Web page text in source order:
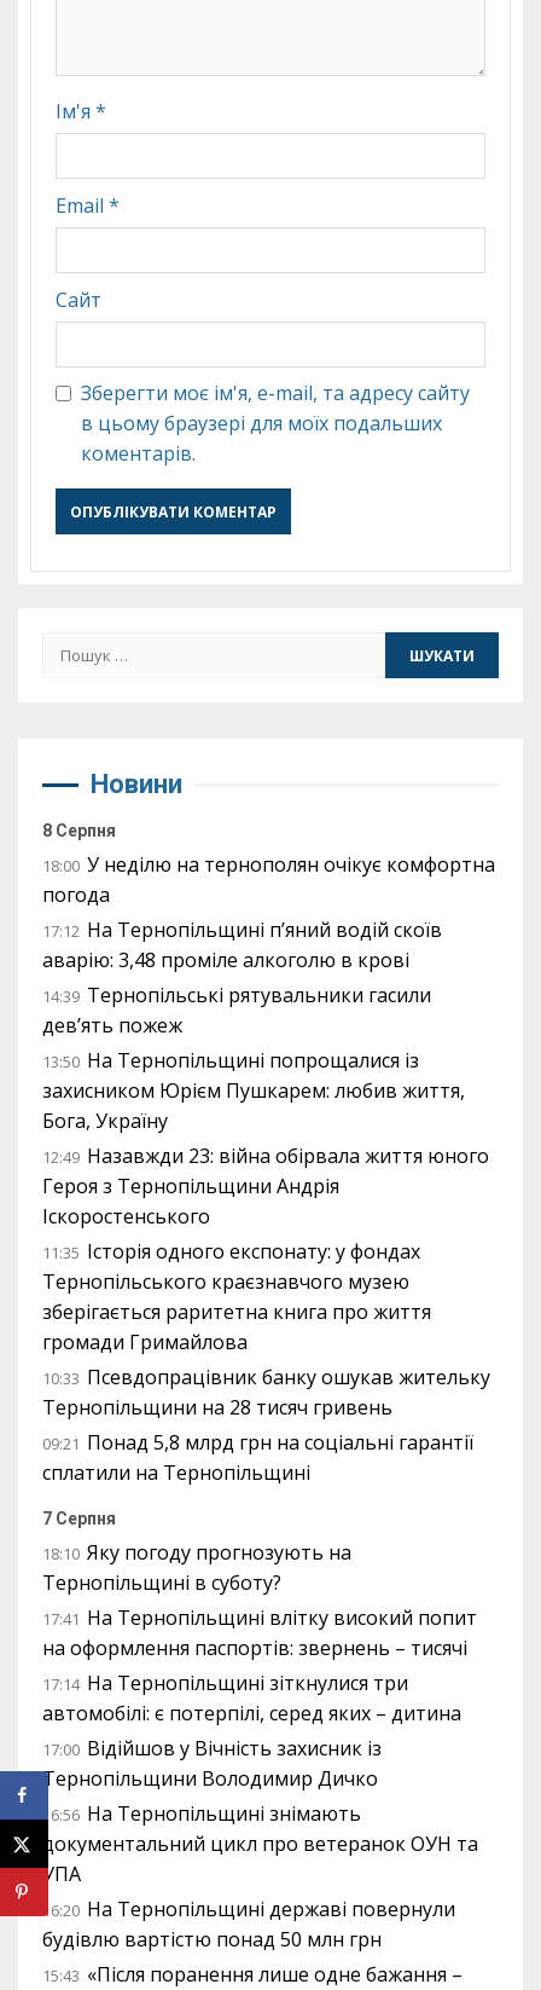
Ім'я *
Email *
Сайт
Зберегти моє ім'я, e-mail, та адресу сайту
в цьому браузері для моїх подальших
коментарів.
Пошук:
Новини
8 Серпня
18:00 У неділю на тернополян очікує комфортна
погода
17:12 На Тернопільщині п’яний водій скоїв
аварію: 3,48 проміле алкоголю в крові
14:39 Тернопільські рятувальники гасили
дев’ять пожеж
13:50 На Тернопільщині попрощалися із
захисником Юрієм Пушкарем: любив життя,
Бога, Україну
12:49 Назавжди 23: війна обірвала життя юного
Героя з Тернопільщини Андрія
Іскоростенського
11:35 Історія одного експонату: у фондах
Тернопільського краєзнавчого музею
зберігається раритетна книга про життя
громади Гримайлова
10:33 Псевдопрацівник банку ошукав жительку
Тернопільщини на 28 тисяч гривень
09:21 Понад 5,8 млрд грн на соціальні гарантії
сплатили на Тернопільщині
7 Серпня
18:10 Яку погоду прогнозують на
Тернопільщині в суботу?
17:41 На Тернопільщині влітку високий попит
на оформлення паспортів: звернень – тисячі
17:14 На Тернопільщині зіткнулися три
автомобілі: є потерпілі, серед яких – дитина
17:00 Відійшов у Вічність захисник із
Тернопільщини Володимир Дичко
16:56 На Тернопільщині знімають
документальний цикл про ветеранок ОУН та
УПА
16:20 На Тернопільщині державі повернули
будівлю вартістю понад 50 млн грн
15:43 «Після поранення лише одне бажання –